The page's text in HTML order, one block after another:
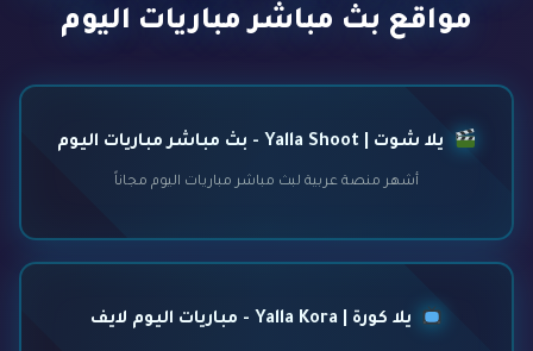
مواقع بث مباشر مباريات اليوم
يلا شوت | Yalla Shoot - بث مباشر مباريات اليوم
أشهر منصة عربية لبث مباشر مباريات اليوم مجاناً
يلا كورة | Yalla Kora - مباريات اليوم لايف